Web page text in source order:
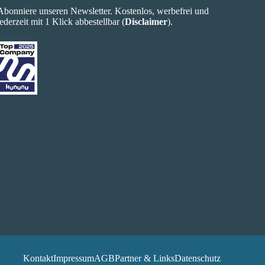
unseren Newsletter. Kostenlos, werbefrei und
mit 1 Klick abbestellbar (Disclaimer).
KontaktImpressumAGBPartner & LinksDatenschutz